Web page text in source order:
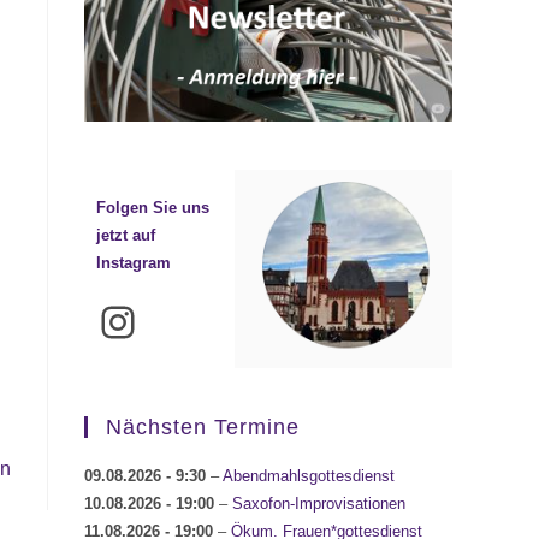
Folgen Sie uns
jetzt auf
Instagram
Instagram
Nächsten Termine
09.08.2026 - 9:30 –Abendmahlsgottesdienst
10.08.2026 - 19:00 – Saxofon-Improvisationen
11.08.2026 - 19:00 – Ökum. Frauen*gottesdienst